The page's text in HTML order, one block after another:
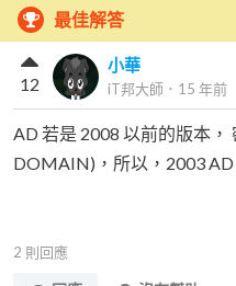
最佳解答
小華
iT邦大師 ． 15 年前
12
AD 若是 2008 以前的版本
DOMAIN)，所以，2003
2 則回應